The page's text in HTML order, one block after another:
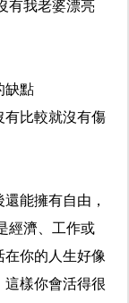
有我老婆漂亮
缺點
有比較就沒有傷
能擁有自由，
經濟、工作或
在你的人生好像
這樣你會活得很